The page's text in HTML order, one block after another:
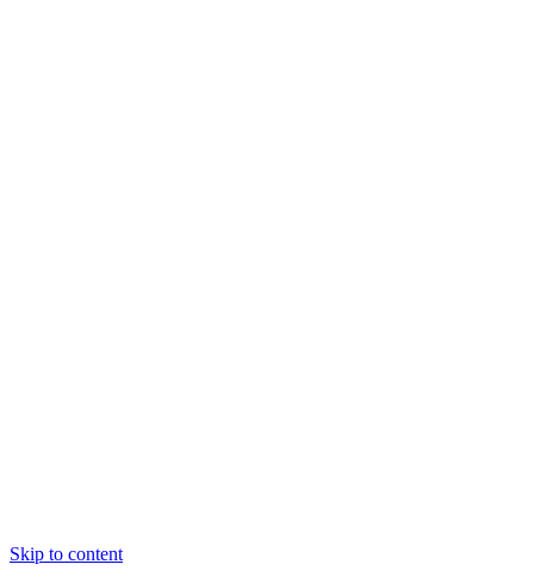
Skip to content